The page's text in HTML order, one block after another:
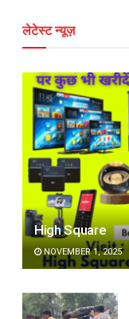
लेटेस्ट न्यूज़
High Square
NOVEMBER 1, 2025